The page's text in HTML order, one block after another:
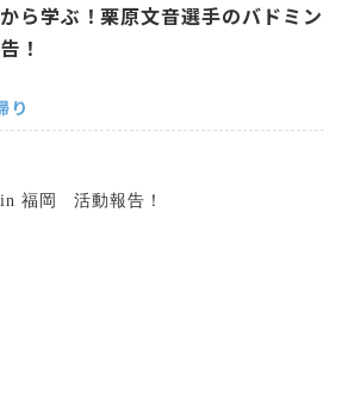
ら学ぶ！栗原文音選手のバドミン
！
り